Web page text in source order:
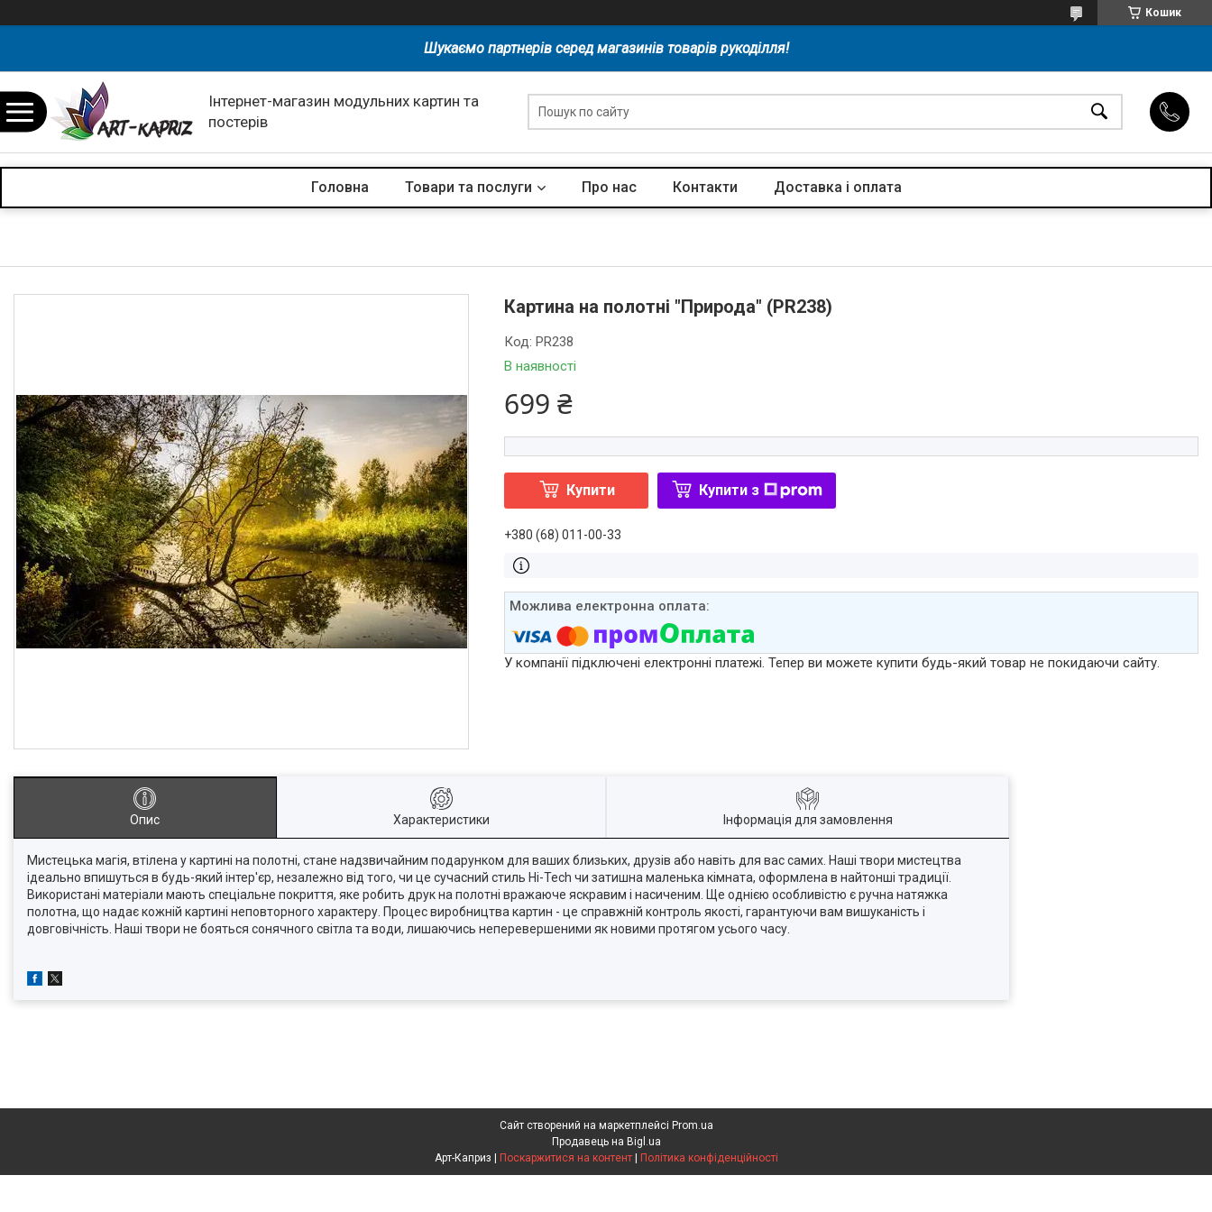
Кошик
Шукаємо партнерів серед магазинів товарів рукоділля!
Інтернет-магазин модульних картин та
постерів
Головна Товари та послуги Про нас Контакти Доставка і оплата
Картина на полотні "Природа" (PR238)
В наявності
Код:PR238
699 ₴
Купити Купити з
+380 (68) 011-00-33
У компанії підключені електронні платежі. Тепер ви можете купити будь-який товар не покидаючи сайту.
Опис Характеристики Інформація для замовлення
Мистецька магія, втілена у картині на полотні, стане надзвичайним подарунком для ваших близьких, друзів або навіть для вас самих. Наші твори мистецтва
ідеально впишуться в будь-який інтер'єр, незалежно від того, чи це сучасний стиль Hi-Tech чи затишна маленька кімната, оформлена в найтонші традиції.
Використані матеріали мають спеціальне покриття, яке робить друк на полотні вражаюче яскравим і насиченим. Ще однією особливістю є ручна натяжка
полотна, що надає кожній картині неповторного характеру. Процес виробництва картин - це справжній контроль якості, гарантуючи вам вишуканість і
довговічність. Наші твори не бояться сонячного світла та води, лишаючись неперевершеними як новими протягом усього часу.
Сайт створений на маркетплейсі Prom.ua
Продавець на Bigl.ua
Поскаржитися на контент Політика конфіденційності